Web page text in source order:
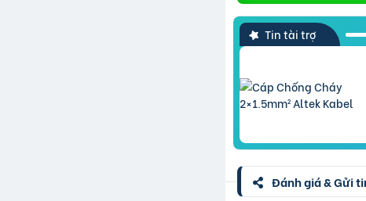
Tin tài trợ
Đánh giá & Gửi